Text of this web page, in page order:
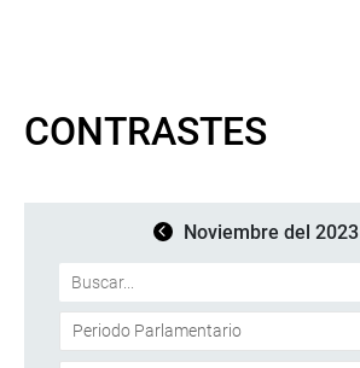
CONTRASTES
Noviembre del 2023